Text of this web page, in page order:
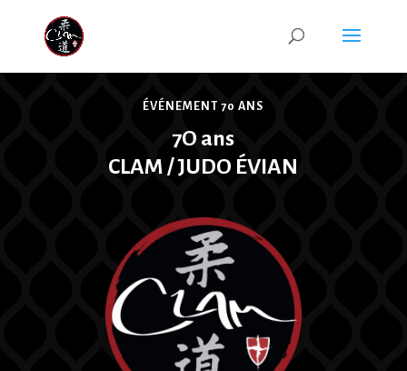
ÉVÉNEMENT 70 ANS
7O ans
CLAM / JUDO ÉVIAN